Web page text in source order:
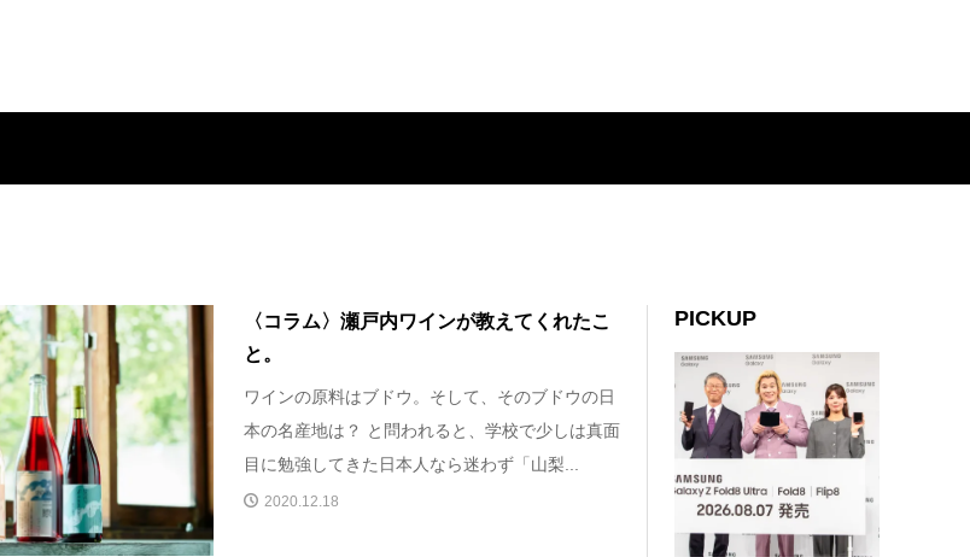
〈コラム〉瀬戸内ワインが教えてくれたこ
と。
ワインの原料はブドウ。そして、そのブドウの日
本の名産地は？ と問われると、学校で少しは真面
目に勉強してきた日本人なら迷わず「山梨...
2020.12.18
PICKUP